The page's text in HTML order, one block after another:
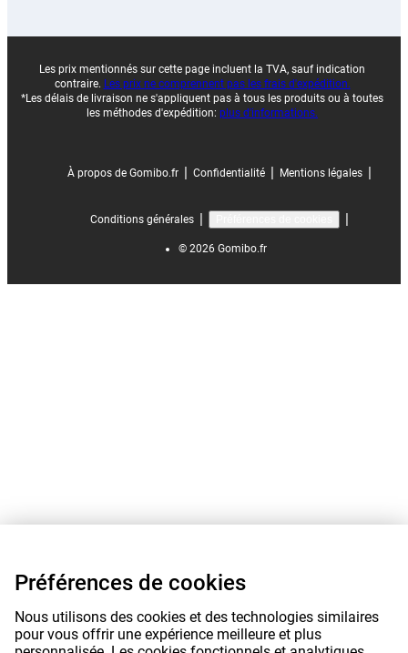
Les prix mentionnés sur cette page incluent la TVA, sauf indication
contraire. Les prix ne comprennent pas les frais d'expédition.
*Les délais de livraison ne s'appliquent pas à tous les produits ou à toutes
les méthodes d'expédition: plus d'informations.
À propos de Gomibo.fr | Confidentialité | Mentions légales |
Conditions générales | |
© 2026 Gomibo.fr
Préférences de cookies
Nous utilisons des cookies et des technologies similaires
pour vous offrir une expérience meilleure et plus